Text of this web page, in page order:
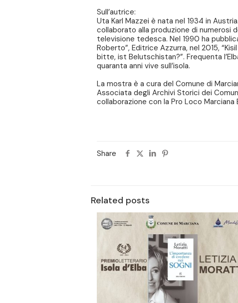
Sull’autrice:
Uta Karl Mazzei è nata nel 1934 in
collaborato alla produzione di numerosi
televisione tedesca. Nel 1990 ha
Roberto”, Editrice Azzurra, nel 2015,
bitte, ist Belutschistan?”. Frequenta
quaranta anni vive sull’isola.
La mostra è a cura del Comune di
Associata degli Archivi Storici dei Comuni
collaborazione con la Pro Loco Marciana
Share
Related posts